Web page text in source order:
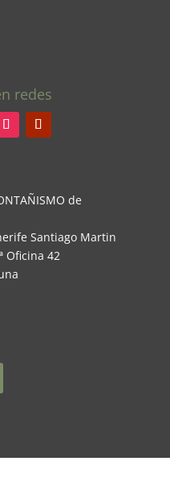
redes
de
Santiago Martin
Oficina 42